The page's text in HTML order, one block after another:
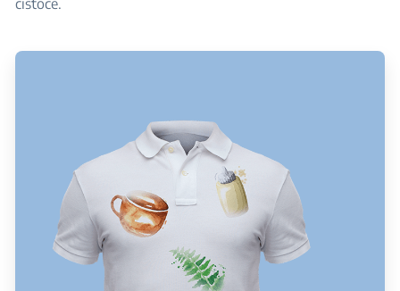
čistoće.